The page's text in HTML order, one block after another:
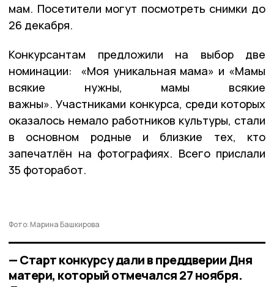
мам. Посетители могут посмотреть снимки до
26 декабря.
Конкурсантам предложили на выбор две
номинации: «Моя уникальная мама» и «Мамы
всякие нужны, мамы всякие
важны». Участниками конкурса, среди которых
оказалось немало работников культуры, стали
в основном родные и близкие тех, кто
запечатлён на фотографиях. Всего прислали
35 фоторабот.
Фото: Марина Башкирова
— Старт конкурсу дали в преддверии Дня
матери, который отмечался 27 ноября.